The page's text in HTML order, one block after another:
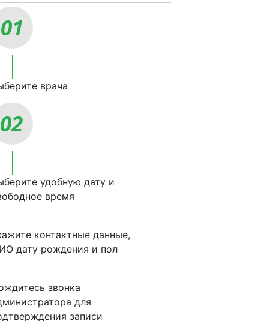
врача
удобную дату и
время
контактные данные,
дату рождения и пол
звонка
для
записи